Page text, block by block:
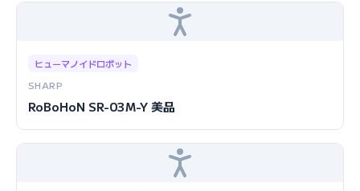
ヒューマノイドロボット
SHARP
RoBoHoN SR-03M-Y 美品